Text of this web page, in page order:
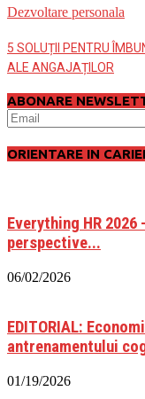
Dezvoltare personala
5 SOLUȚII PENTRU
ALE ANGAJAȚILOR
ABONARE
ORIENTARE IN
Everything HR
perspective...
06/02/2026
EDITORIAL:
antrenamentului
01/19/2026